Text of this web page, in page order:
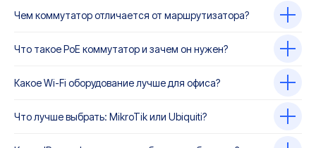
Чем коммутатор отличается от маршрутизатора?
Что такое PoE коммутатор и зачем он нужен?
Какое Wi-Fi оборудование лучше для офиса?
Что лучше выбрать: MikroTik или Ubiquiti?